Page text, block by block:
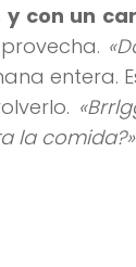
y con un
entera.
la comida?»